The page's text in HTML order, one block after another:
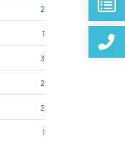
2
1
3
2
2
1